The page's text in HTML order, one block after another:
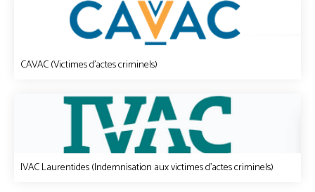
CAVAC (Victimes d'actes criminels)
IVAC Laurentides (Indemnisation aux victimes d'actes criminels)